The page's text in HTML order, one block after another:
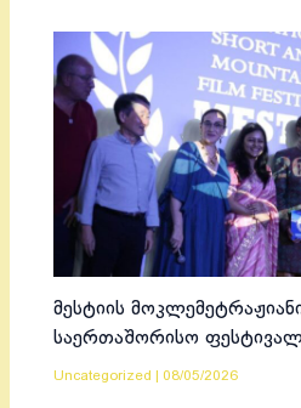
მესტიის
საერთაშორისო
Uncategorized 08/05/2026